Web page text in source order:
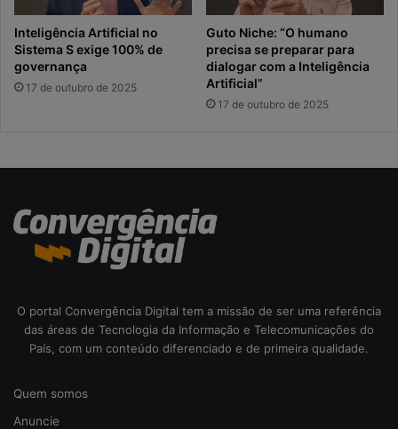
Inteligência Artificial no
Sistema S exige 100% de
governança
17 de outubro de 2025
Guto Niche: “O humano
precisa se preparar para
dialogar com a Inteligência
Artificial”
17 de outubro de 2025
O portal Convergência Digital tem a missão de ser uma referência
das áreas de Tecnologia da Informação e Telecomunicações do
País, com um conteúdo diferenciado e de primeira qualidade.
Quem somos
Anuncie